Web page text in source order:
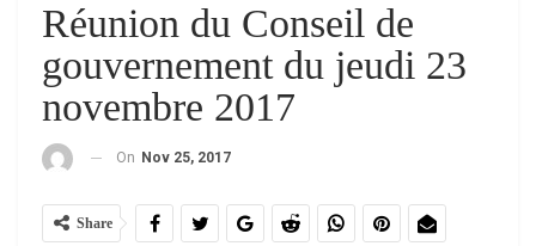
Réunion du Conseil de
gouvernement du jeudi 23
novembre 2017
On Nov 25, 2017
Share